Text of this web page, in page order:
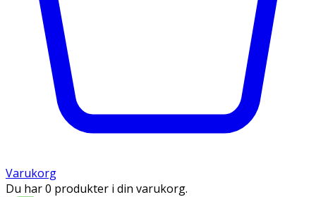
Varukorg
Du har 0 produkter i din varukorg.